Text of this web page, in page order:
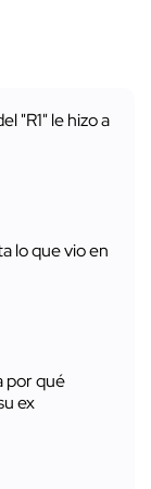
"R1" le hizo a
lo que vio en
por qué
ex